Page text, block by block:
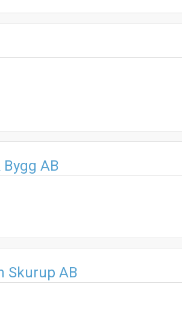
AB
Skurup AB